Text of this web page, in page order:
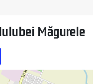
Măgurele